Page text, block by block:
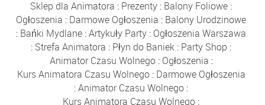
Sklep dla Animatora : Prezenty : Balony Foliowe :
Ogłoszenia : Darmowe Ogłoszenia : Balony Urodzinowe
: Bańki Mydlane :Artykuły Party : Ogłoszenia Warszawa
: Strefa Animatora : Płyn do Baniek : Party Shop :
Animator Czasu Wolnego: Ogłoszenia :
Kurs Animatora Czasu Wolnego: Darmowe Ogłoszenia
:Animator Czasu Wolnego :
Kurs Animatora Czasu Wolnego :